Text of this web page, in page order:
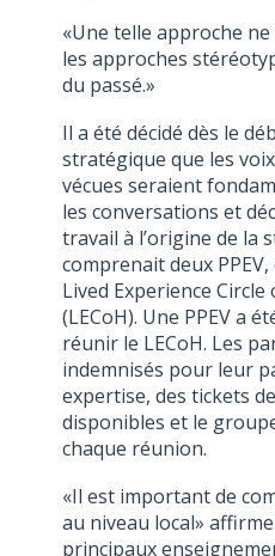
«Une telle approche
les approches
du passé.»
Il a été décidé dès le
stratégique que les
vécues seraient
les conversations et
travail à l’origine de la
comprenait deux
Lived Experience
(LECoH). Une PPEV a
réunir le LECoH. Les
indemnisés pour leur
expertise, des tickets
disponibles et le
chaque réunion.
«Il est important de
au niveau local» affirme
principaux